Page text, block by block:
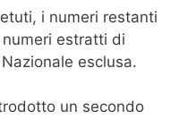
i numeri restanti
estratti di
esclusa.
un secondo